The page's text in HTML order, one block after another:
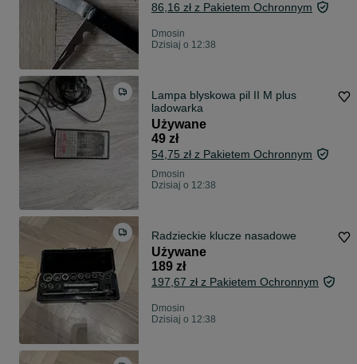
86,16 zł z Pakietem Ochronnym
Dmosin
Dzisiaj o 12:38
Lampa blyskowa pil II M plus
ladowarka
Używane
49 zł
54,75 zł z Pakietem Ochronnym
Dmosin
Dzisiaj o 12:38
Radzieckie klucze nasadowe
Używane
189 zł
197,67 zł z Pakietem Ochronnym
Dmosin
Dzisiaj o 12:38